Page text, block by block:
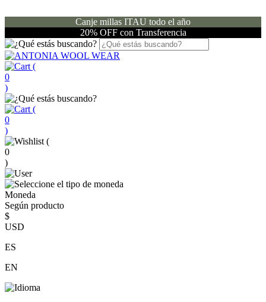
Canje millas ITAU todo el año
20% OFF con Transferencia
(
0
)
(
0
)
(
0
)
Moneda
Según producto
$
USD
ES
EN